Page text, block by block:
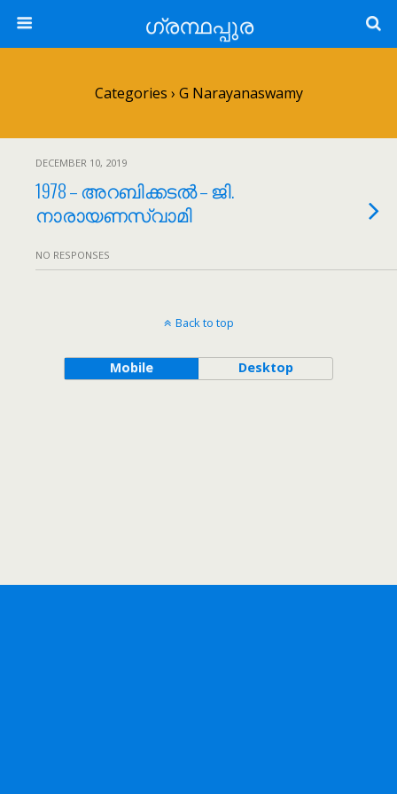
ഗ്രന്ഥപ്പുര
Categories › G Narayanaswamy
DECEMBER 10, 2019
1978 – അറബിക്കടൽ – ജി.
നാരായണസ്വാമി
NO RESPONSES
Back to top
Mobile Desktop